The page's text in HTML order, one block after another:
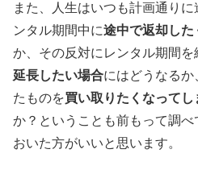
また、人生はいつも計画通り
ンタル期間中に途中で返却した
か、その反対にレンタル期間を
延長したい場合にはどうなる
たものを買い取りたくなってし
か？ということも前もって調
おいた方がいいと思います。